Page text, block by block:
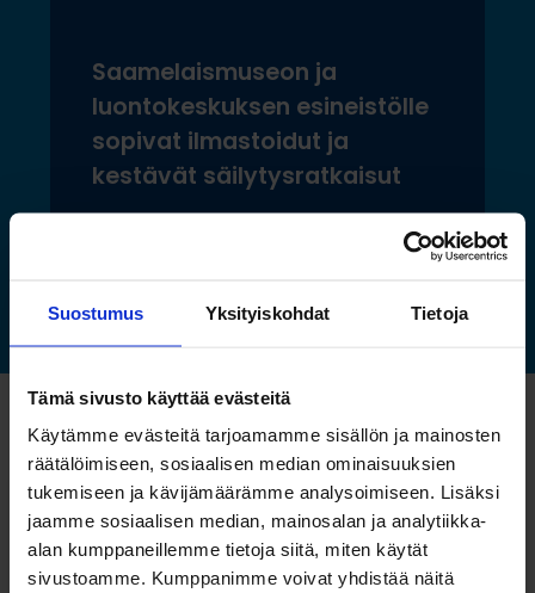
Suostumus Yksityiskohdat Tietoja
Tämä sivusto käyttää evästeitä
Käytämme evästeitä tarjoamamme sisällön ja mainosten
räätälöimiseen, sosiaalisen median ominaisuuksien
tukemiseen ja kävijämäärämme analysoimiseen. Lisäksi
jaamme sosiaalisen median, mainosalan ja analytiikka-
alan kumppaneillemme tietoja siitä, miten käytät
sivustoamme. Kumppanimme voivat yhdistää näitä
Saamelaismuseon ja
luontokeskuksen esineistölle
sopivat ilmastoidut ja
kestävät säilytysratkaisut
Katso myös nämä